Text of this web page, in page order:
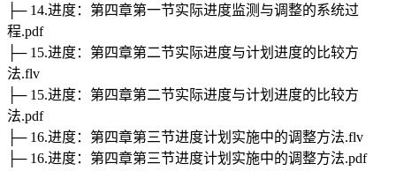
├─ 14.进度：第四章第一节实际进度监测与调整的系统过
程.pdf
├─ 15.进度：第四章第二节实际进度与计划进度的比较方
法.flv
├─ 15.进度：第四章第二节实际进度与计划进度的比较方
法.pdf
├─ 16.进度：第四章第三节进度计划实施中的调整方法.flv
├─ 16.进度：第四章第三节进度计划实施中的调整方法.pdf